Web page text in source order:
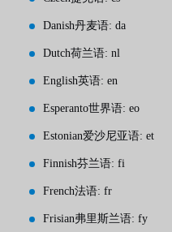
Danish丹麦语: da
Dutch荷兰语: nl
English英语: en
Esperanto世界语: eo
Estonian爱沙尼亚语: et
Finnish芬兰语: fi
French法语: fr
Frisian弗里斯兰语: fy